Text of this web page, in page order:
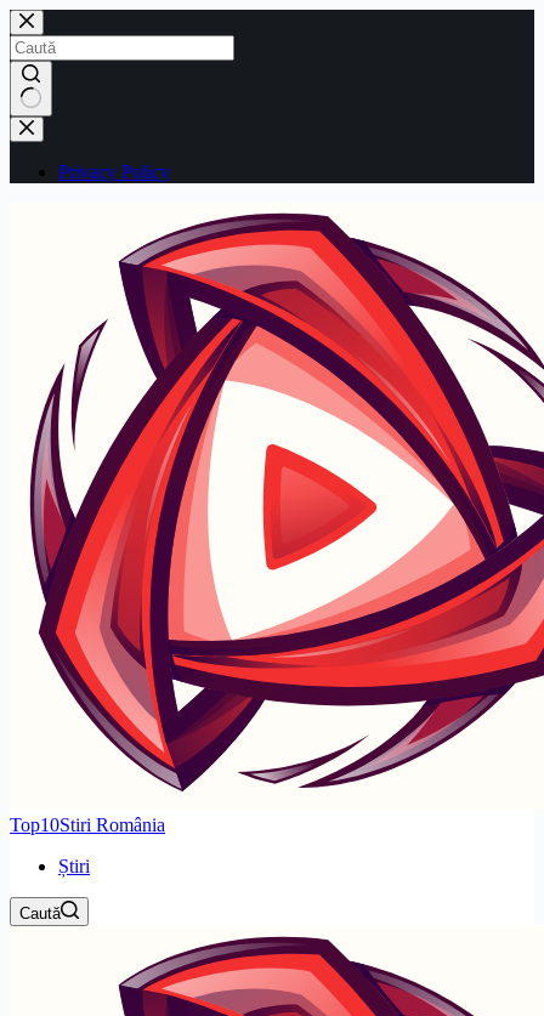
Sari
la
conținut
Niciun
rezultat
Privacy Policy
Top10Stiri România
Știri
Caută